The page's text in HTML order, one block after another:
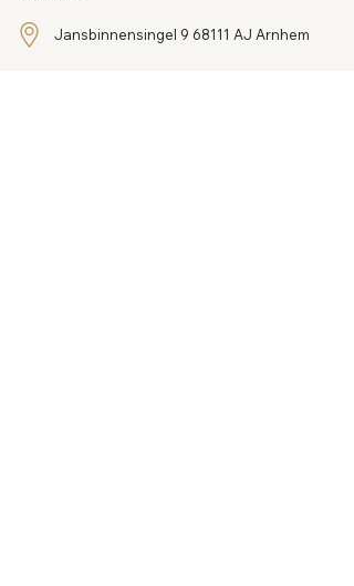
Jansbinnensingel 9 68111 AJ Arnhem